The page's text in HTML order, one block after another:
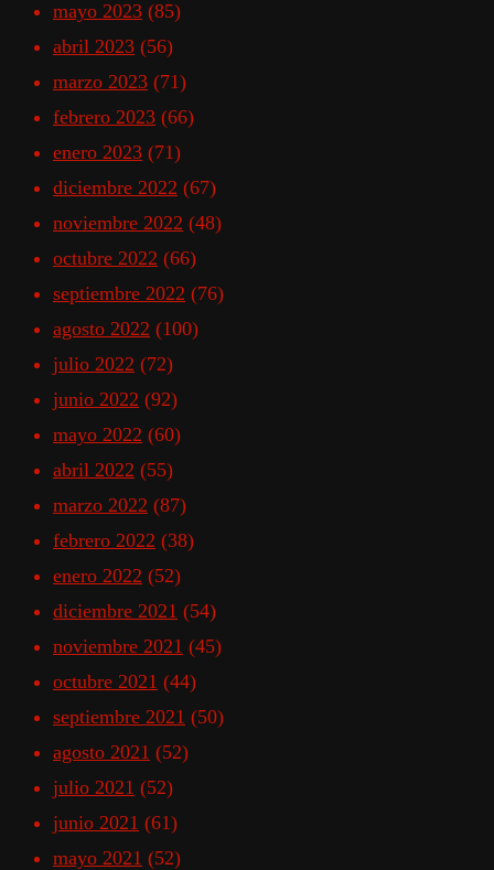
mayo 2023 (85)
abril 2023 (56)
marzo 2023 (71)
febrero 2023 (66)
enero 2023 (71)
diciembre 2022 (67)
noviembre 2022 (48)
octubre 2022 (66)
septiembre 2022 (76)
agosto 2022 (100)
julio 2022 (72)
junio 2022 (92)
mayo 2022 (60)
abril 2022 (55)
marzo 2022 (87)
febrero 2022 (38)
enero 2022 (52)
diciembre 2021 (54)
noviembre 2021 (45)
octubre 2021 (44)
septiembre 2021 (50)
agosto 2021 (52)
julio 2021 (52)
junio 2021 (61)
mayo 2021 (52)